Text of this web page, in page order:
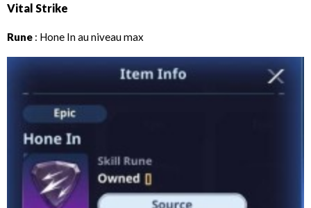
Vital Strike
Rune : Hone In au niveau max